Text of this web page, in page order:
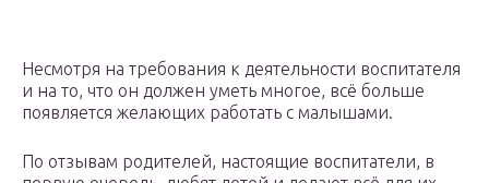
Несмотря на требования к деятельности воспитателя
и на то, что он должен уметь многое, всё больше
появляется желающих работать с малышами.
По отзывам родителей, настоящие воспитатели, в